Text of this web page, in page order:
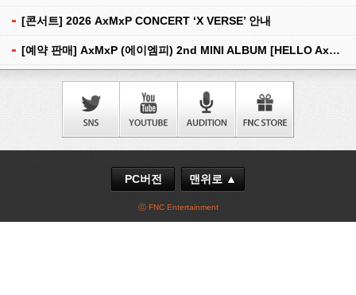
[콘서트] 2026 AxMxP CONCERT ‘X VERSE’ 안내
[예약 판매] AxMxP (에이엠피) 2nd MINI ALBUM [HELLO AxMxP] 예약 판매 안내
PC버전 맨위로 ▲
ⓒ FNC Entertainment